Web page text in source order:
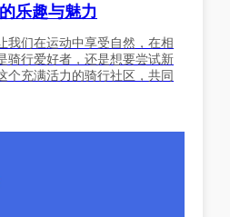
乐趣与魅力
我们在运动中享受自然，在相
骑行爱好者，还是想要尝试新
个充满活力的骑行社区，共同